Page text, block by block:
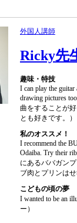
外国人講師
Ricky先
趣味・特技
I can play the
drawing pictures
曲をすることが
とも好きです。）
私のオススメ！
I recommend the
Odaiba. Try their
にあるババガン
ブ肉とプリンは
こどもの頃の夢
I wanted to be an
ー）